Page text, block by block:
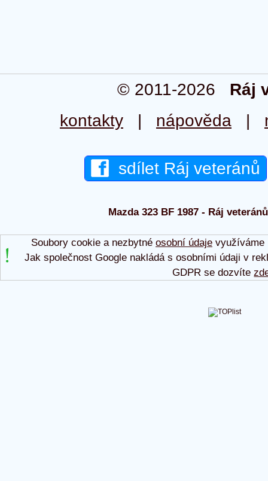
© 2011-2026 Ráj
kontakty | nápověda |
sdílet Ráj veteránů
Mazda 323 BF 1987 - Ráj
Soubory cookie a nezbytné osobní údajevyužíváme
Jak společnost Google nakládá s osobními údaji v
GDPR se dozvíte